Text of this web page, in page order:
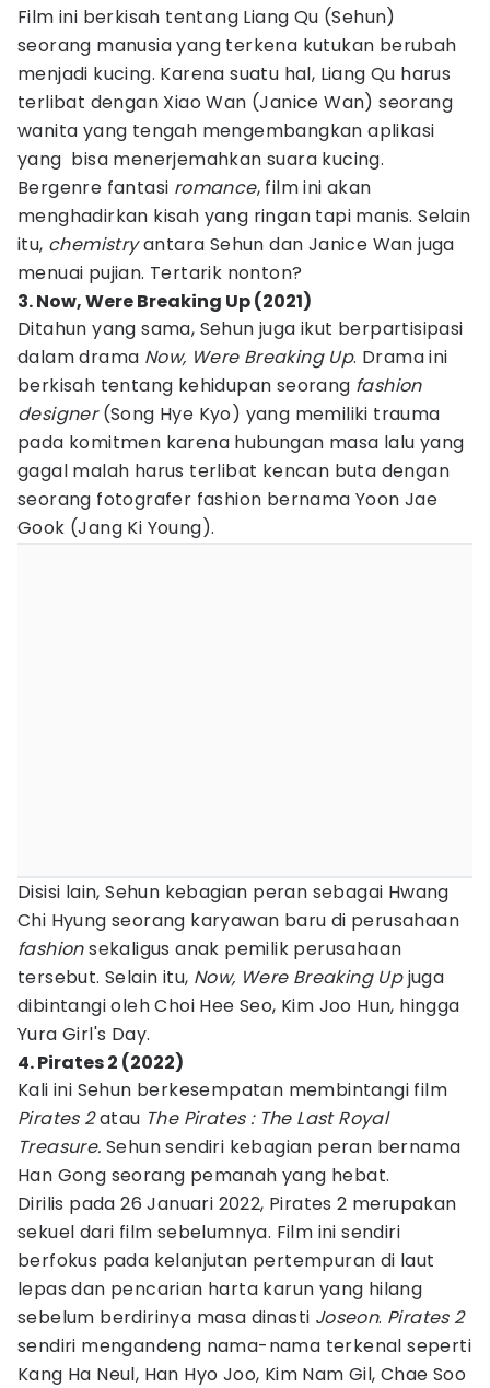
Film ini berkisah tentang Liang Qu (Sehun)
seorang manusia yang terkena kutukan berubah
menjadi kucing. Karena suatu hal, Liang Qu harus
terlibat dengan Xiao Wan (Janice Wan) seorang
wanita yang tengah mengembangkan aplikasi
yang bisa menerjemahkan suara kucing.
Bergenre fantasi romance, film ini akan
menghadirkan kisah yang ringan tapi manis. Selain
itu, chemistryantara Sehun dan Janice Wan juga
menuai pujian. Tertarik nonton?
3. Now, Were Breaking Up (2021)
Ditahun yang sama, Sehun juga ikut berpartisipasi
dalam drama Now, Were Breaking Up. Drama ini
berkisah tentang kehidupan seorang fashion
designer(Song Hye Kyo) yang memiliki trauma
pada komitmen karena hubungan masa lalu yang
gagal malah harus terlibat kencan buta dengan
seorang fotografer fashion bernama Yoon Jae
Gook (Jang Ki Young).
Disisi lain, Sehun kebagian peran sebagai Hwang
Chi Hyung seorang karyawan baru di perusahaan
fashionsekaligus anak pemilik perusahaan
tersebut. Selain itu, Now, Were Breaking Upjuga
dibintangi oleh Choi Hee Seo, Kim Joo Hun, hingga
Yura Girl's Day.
4. Pirates 2 (2022)
Kali ini Sehun berkesempatan membintangi film
Pirates 2atau The Pirates : The Last Royal
Treasure. Sehun sendiri kebagian peran bernama
Han Gong seorang pemanah yang hebat.
Dirilis pada 26 Januari 2022, Pirates 2 merupakan
sekuel dari film sebelumnya. Film ini sendiri
berfokus pada kelanjutan pertempuran di laut
lepas dan pencarian harta karun yang hilang
sebelum berdirinya masa dinasti Joseon. Pirates 2
sendiri mengandeng nama-nama terkenal seperti
Kang Ha Neul, Han Hyo Joo, Kim Nam Gil, Chae Soo